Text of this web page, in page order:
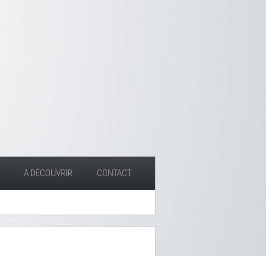
A DÉCOUVRIR CONTACT